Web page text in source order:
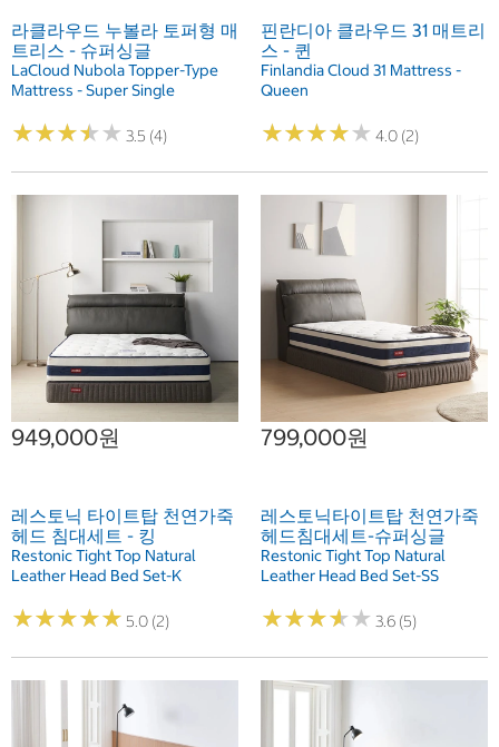
라클라우드 누볼라 토퍼형 매
트리스 - 슈퍼싱글
LaCloud Nubola Topper-Type
Mattress - Super Single
★★★★★
★★★★★ 3.5 (4)
핀란디아 클라우드 31 매트리
스 - 퀸
Finlandia Cloud 31 Mattress -
Queen
★★★★★
★★★★★ 4.0 (2)
949,000원
레스토닉 타이트탑 천연가죽
헤드 침대세트 - 킹
Restonic Tight Top Natural
Leather Head Bed Set-K
★★★★★
★★★★★ 5.0 (2)
799,000원
레스토닉타이트탑 천연가죽
헤드침대세트-슈퍼싱글
Restonic Tight Top Natural
Leather Head Bed Set-SS
★★★★★
★★★★★ 3.6 (5)